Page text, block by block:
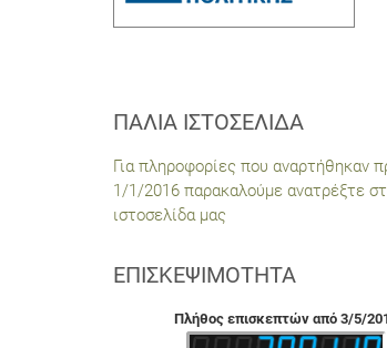
ΠΑΛΙΆ ΙΣΤΟΣΕΛΊΔΑ
Για πληροφορίες που αναρτήθηκαν
1/1/2016 παρακαλούμε ανατρέξτε
ιστοσελίδα μας
ΕΠΙΣΚΕΨΙΜΌΤΗΤΑ
Πλήθος επισκεπτών από 3/5/